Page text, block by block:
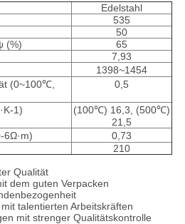
Edelstahl
535
50
(%)
65
7,93
1398~1454
(0~100℃,
0,5
1)
(100℃) 16,3, (500℃)
21,5
6Ω·m)
0,73
210
Qualität
dem guten Verpacken
talentierten Arbeitskräften
mit strenger Qualitätskontrolle